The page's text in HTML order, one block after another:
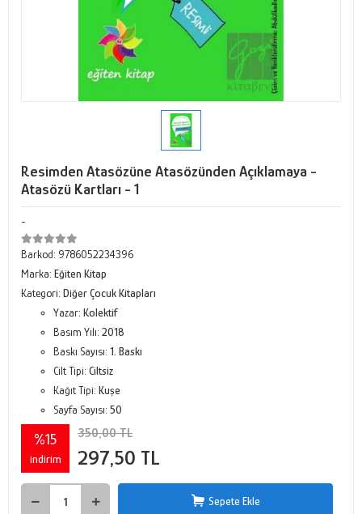
Resimden Atasözüne Atasözünden Açıklamaya -
Atasözü Kartları - 1
-
Barkod: 9786052234396
Marka: Eğiten Kitap
Kategori: Diğer Çocuk Kitapları
Yazar: Kolektif
Basım Yılı: 2018
Baskı Sayısı: 1. Baskı
Cilt Tipi: Ciltsiz
Kağıt Tipi: Kuşe
Sayfa Sayısı: 50
%15
indirim
350,00 TL
297,50 TL
Sepete Ekle